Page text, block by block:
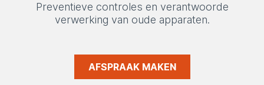
Preventieve controles en verantwoorde
verwerking van oude apparaten.
AFSPRAAK MAKEN